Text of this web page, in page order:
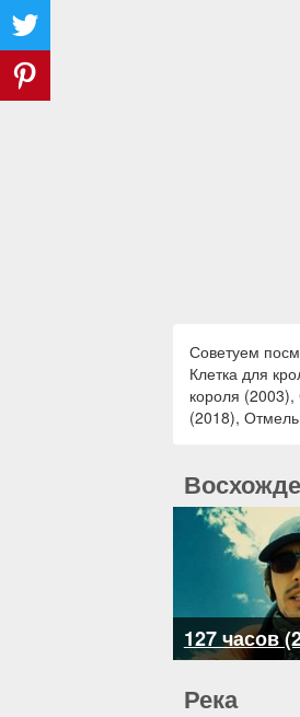
Советуем
Клетка для
короля
(2018),
127 часов
Река